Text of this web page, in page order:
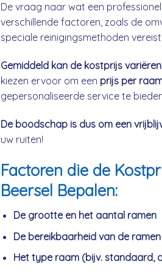
De vraag naar wat een
verschillende factoren, zoals de
speciale reinigingsmethoden vereist
Gemiddeld kan de kostprijs
kiezen ervoor om een prijs per
gepersonaliseerde service te
De boodschap is dus om een
uw ruiten!
Factoren die de
Beersel Bepalen:
De grootte en het aantal ramen
De bereikbaarheid van de
Het type raam (bijv. standaard,